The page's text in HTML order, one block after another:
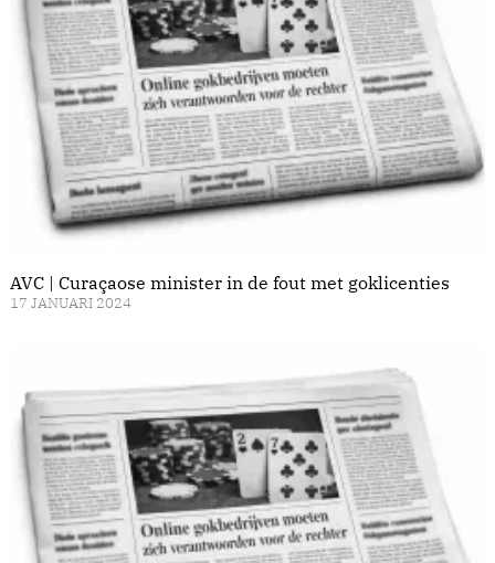
AVC | Curaçaose minister in de fout met goklicenties
17 JANUARI 2024